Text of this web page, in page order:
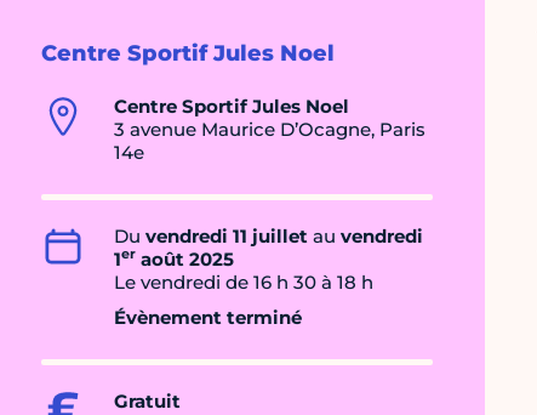
Centre Sportif Jules Noel
Centre Sportif Jules Noel
3 avenue Maurice D’Ocagne, Paris
14e
Du vendredi 11 juillet au vendredi
1er août 2025
Le vendredi de 16 h 30 à 18 h
Évènement terminé
Gratuit